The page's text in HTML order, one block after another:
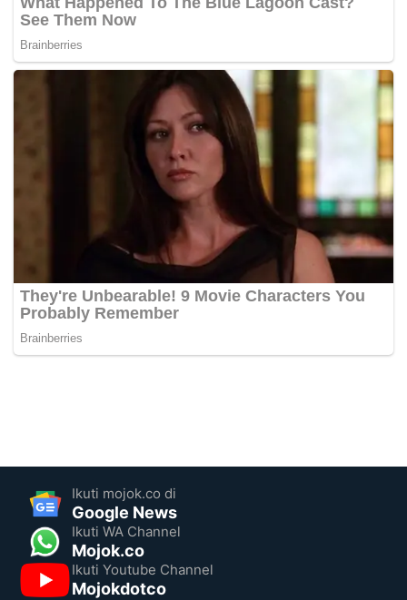
Ikuti mojok.co di
Google News
Ikuti WA Channel
Mojok.co
Ikuti Youtube Channel
Mojokdotco